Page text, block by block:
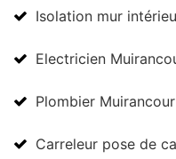
Isolation mur
Electricien
Plombier
Carreleur pose de